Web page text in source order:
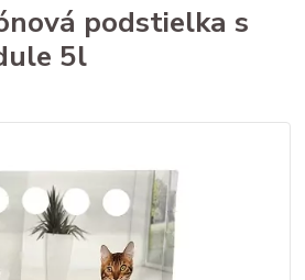
podstielka s
5l